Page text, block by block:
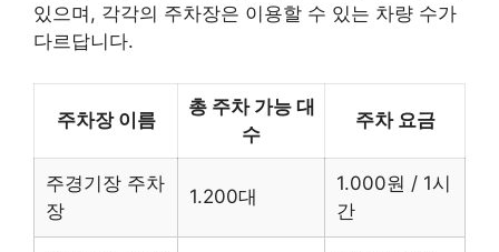
있으며, 각각의 주차장은 이용할 수 있는 차량 수가
다르답니다.
주차장 이름
총 주차 가능 대
수
주차 요금
주경기장 주차
장
1.200대
1.000원 / 1시
간